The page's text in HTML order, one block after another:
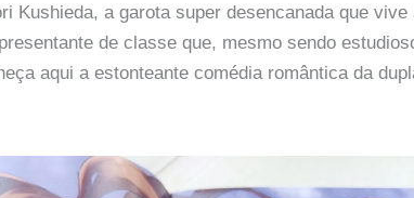
Kushieda, a garota super desencanada que vive
de classe que, mesmo sendo
aqui a estonteante comédia romântica da